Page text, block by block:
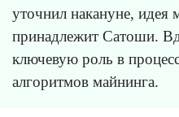
уточнил накануне, идея
принадлежит Сатоши.
ключевую роль в
алгоритмов майнинга.